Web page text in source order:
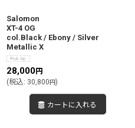
Salomon
XT-4 OG
col.Black / Ebony / Silver
Metallic X
28,000円
(税込: 30,800円)
カートに入れる